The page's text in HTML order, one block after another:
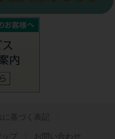
に基づく表記
ップ お問い合わせ